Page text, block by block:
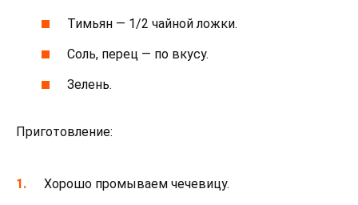
Тимьян — 1/2 чайной ложки.
Соль, перец — по вкусу.
Зелень.
Приготовление:
Хорошо промываем чечевицу.